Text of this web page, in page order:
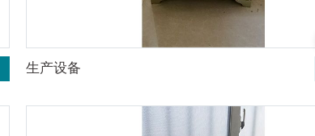
生产设备